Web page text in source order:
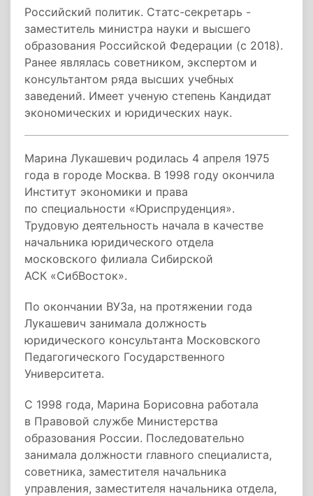
Российский политик. Статс-секретарь -
заместитель министра науки и высшего
образования Российской Федерации (с 2018).
Ранее являлась советником, экспертом и
консультантом ряда высших учебных
заведений. Имеет ученую степень Кандидат
экономических и юридических наук.
Марина Лукашевич родилась 4 апреля 1975
года в городе Москва. В 1998 году окончила
Институт экономики и права
по специальности «Юриспруденция».
Трудовую деятельность начала в качестве
начальника юридического отдела
московского филиала Сибирской
АСК «СибВосток».
По окончании ВУЗа, на протяжении года
Лукашевич занимала должность
юридического консультанта Московского
Педагогического Государственного
Университета.
С 1998 года, Марина Борисовна работала
в Правовой службе Министерства
образования России. Последовательно
занимала должности главного специалиста,
советника, заместителя начальника
управления, заместителя начальника отдела,